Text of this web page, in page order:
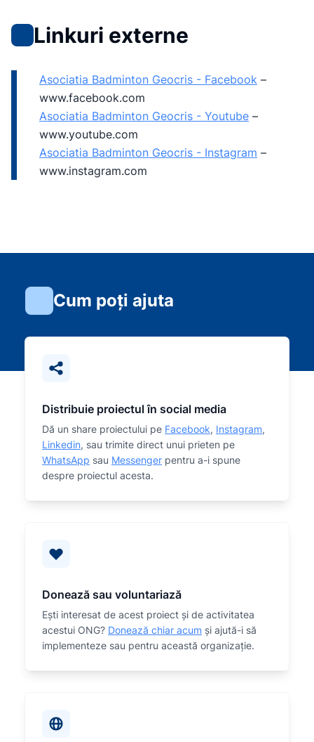
Linkuri externe
Asociatia Badminton Geocris - Facebook –
www.facebook.com
Asociatia Badminton Geocris - Youtube –
www.youtube.com
Asociatia Badminton Geocris - Instagram –
www.instagram.com
Cum poți ajuta
Distribuie proiectul în social media
Dă un share proiectului pe Facebook, Instagram,
Linkedin, sau trimite direct unui prieten pe
WhatsApp sau Messenger pentru a-i spune
despre proiectul acesta.
Donează sau voluntariază
Eşti interesat de acest proiect și de activitatea
acestui ONG? Donează chiar acum și ajută-i să
implementeze sau pentru această organizaţie.